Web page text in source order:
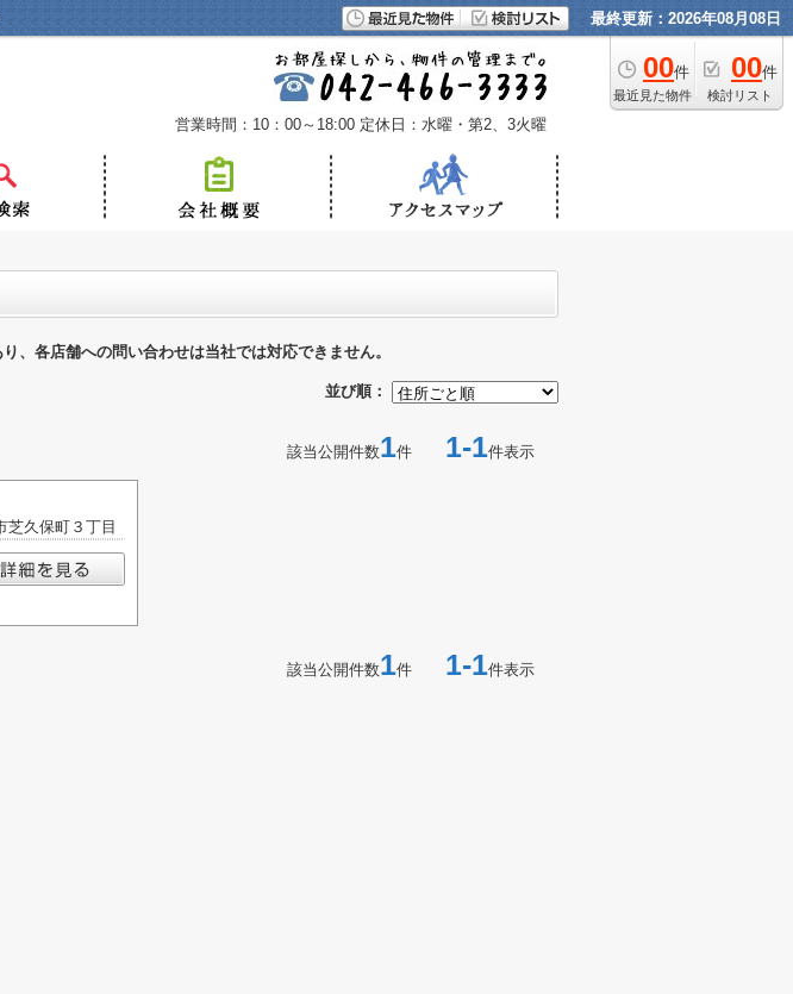
最終更新：2026年08月08日
00件
最近見た物件
00件
検討リスト
営業時間：10：00～18:00 定休日：水曜・第2、3火曜
、各店舗への問い合わせは当社では対応できません。
並び順：
該当公開件数1件 1-1件表示
芝久保町３丁目
該当公開件数1件 1-1件表示